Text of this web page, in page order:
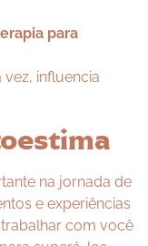
para
influencia
na jornada de
e experiências
com você